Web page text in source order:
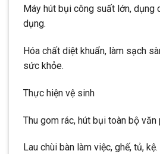
Máy hút bụi công suất lớn, dụng
dụng.
Hóa chất diệt khuẩn, làm sạch
sức khỏe.
Thực hiện vệ sinh
Thu gom rác, hút bụi toàn bộ văn
Lau chùi bàn làm việc, ghế, tủ, kệ.